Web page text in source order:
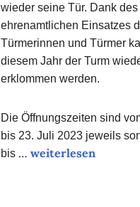
wieder seine Tür. Dank des
ehrenamtlichen Einsatzes
Türmerinnen und Türmer
diesem Jahr der Turm
erklommen werden.
Die Öffnungszeiten sind
bis 23. Juli 2023 jeweils
bis … weiterlesen